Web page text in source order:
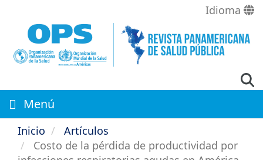
contenido
principal
Idioma
Menú
Inicio
Artículos
Costo de la pérdida de productividad por